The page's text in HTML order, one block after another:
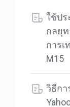
ใช้ปร
กลยุท
การเ
M15
วิธีก